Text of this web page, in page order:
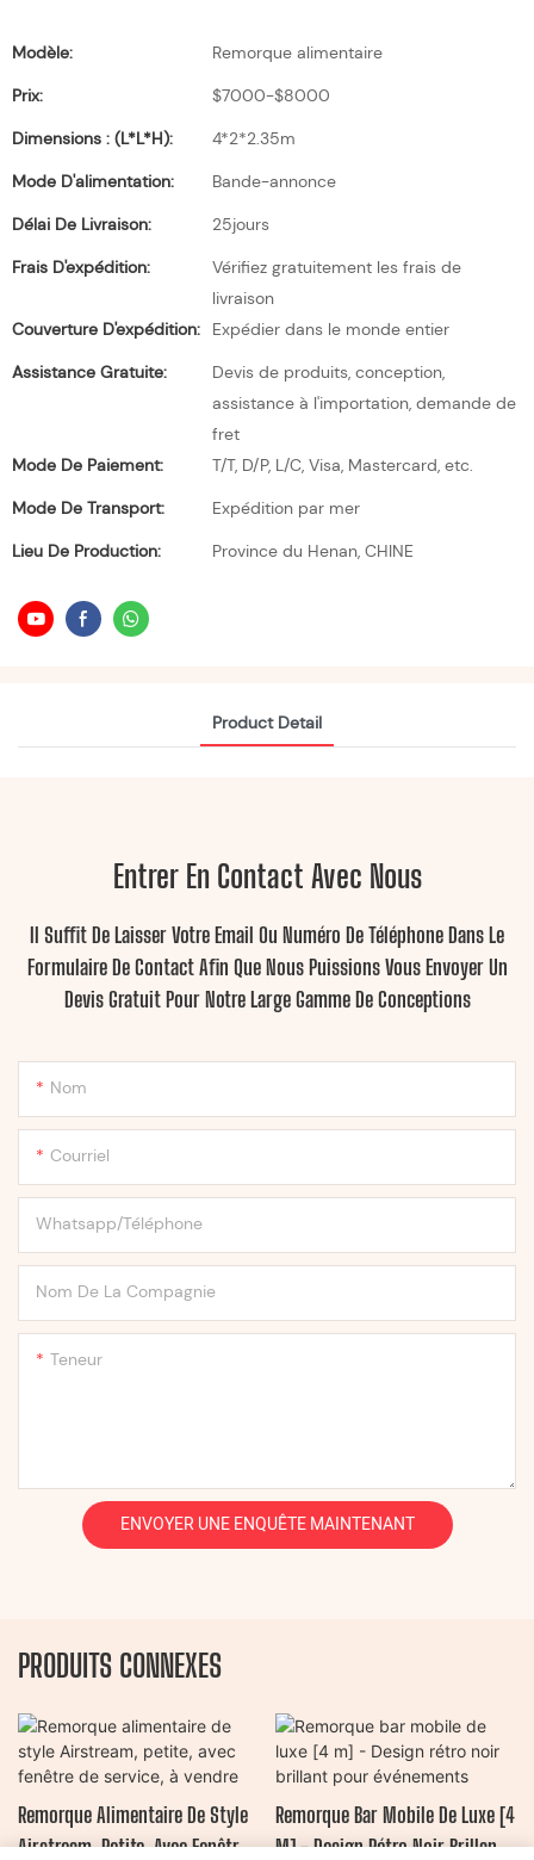
Modèle:
Remorque alimentaire
Prix:
$7000-$8000
Dimensions : (L*l*H):
4*2*2.35m
Mode D'alimentation:
Bande-annonce
Délai De Livraison:
25jours
Frais D'expédition:
Vérifiez gratuitement les frais de
livraison
Couverture D'expédition:
Expédier dans le monde entier
Assistance Gratuite:
Devis de produits, conception,
assistance à l'importation, demande de
fret
Mode De Paiement:
T/T, D/P, L/C, Visa, Mastercard, etc.
Mode De Transport:
Expédition par mer
Lieu De Production:
Province du Henan, CHINE
Product Detail
Entrer En Contact Avec Nous
Il Suffit De Laisser Votre Email Ou Numéro De Téléphone Dans Le
Formulaire De Contact Afin Que Nous Puissions Vous Envoyer Un
Devis Gratuit Pour Notre Large Gamme De Conceptions
Nom
Courriel
Whatsapp/Téléphone
Nom De La Compagnie
Teneur
ENVOYER UNE ENQUÊTE MAINTENANT
PRODUITS CONNEXES
Remorque Alimentaire De Style
Airstream, Petite, Avec Fenêtre
Remorque Bar Mobile De Luxe [4
M] - Design Rétro Noir Brillant